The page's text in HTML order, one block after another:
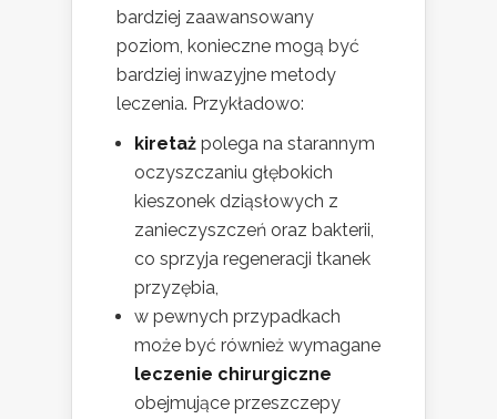
bardziej zaawansowany
poziom, konieczne mogą być
bardziej inwazyjne metody
leczenia. Przykładowo:
kiretaż polega na starannym
oczyszczaniu głębokich
kieszonek dziąsłowych z
zanieczyszczeń oraz bakterii,
co sprzyja regeneracji tkanek
przyzębia,
w pewnych przypadkach
może być również wymagane
leczenie chirurgiczne
obejmujące przeszczepy